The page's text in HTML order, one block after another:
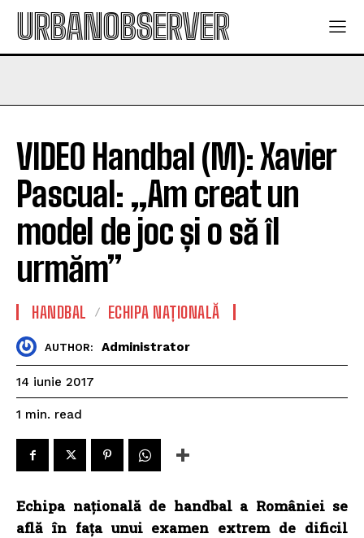
URBANOBSERVER
VIDEO Handbal (M): Xavier
Pascual: „Am creat un
model de joc și o să îl
urmăm”
HANDBAL ECHIPA NAȚIONALĂ
AUTHOR: Administrator
14 iunie 2017
1 min. read
Echipa națională de handbal a României se
află în fața unui examen extrem de dificil